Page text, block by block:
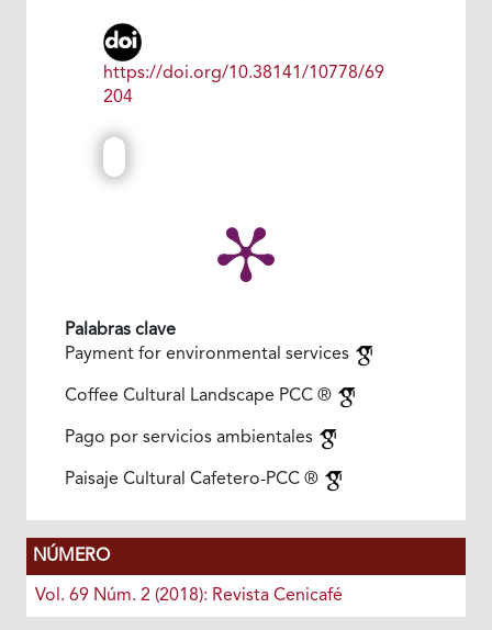
https://doi.org/10.38141/10778/69
204
Palabras clave
Payment for environmental services
Coffee Cultural Landscape PCC ®
Pago por servicios ambientales
Paisaje Cultural Cafetero-PCC ®
NÚMERO
Vol. 69 Núm. 2 (2018): Revista Cenicafé